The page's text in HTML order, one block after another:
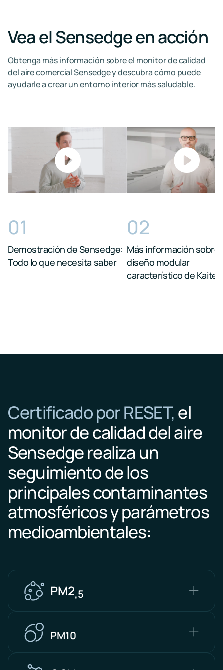
Vea el Sensedge en acción
Obtenga más información sobre el monitor de calidad
del aire comercial Sensedge y descubra cómo puede
ayudarle a crear un entorno interior más saludable.
01
Demostración de Sensedge:
Todo lo que necesita saber
02
Más información sobre
diseño modular
característico de
Certificado por RESET,el
monitor de calidad del aire
Sensedge realiza un
seguimiento de los
principales contaminantes
atmosféricos y parámetros
medioambientales:
PM2,5
PM10